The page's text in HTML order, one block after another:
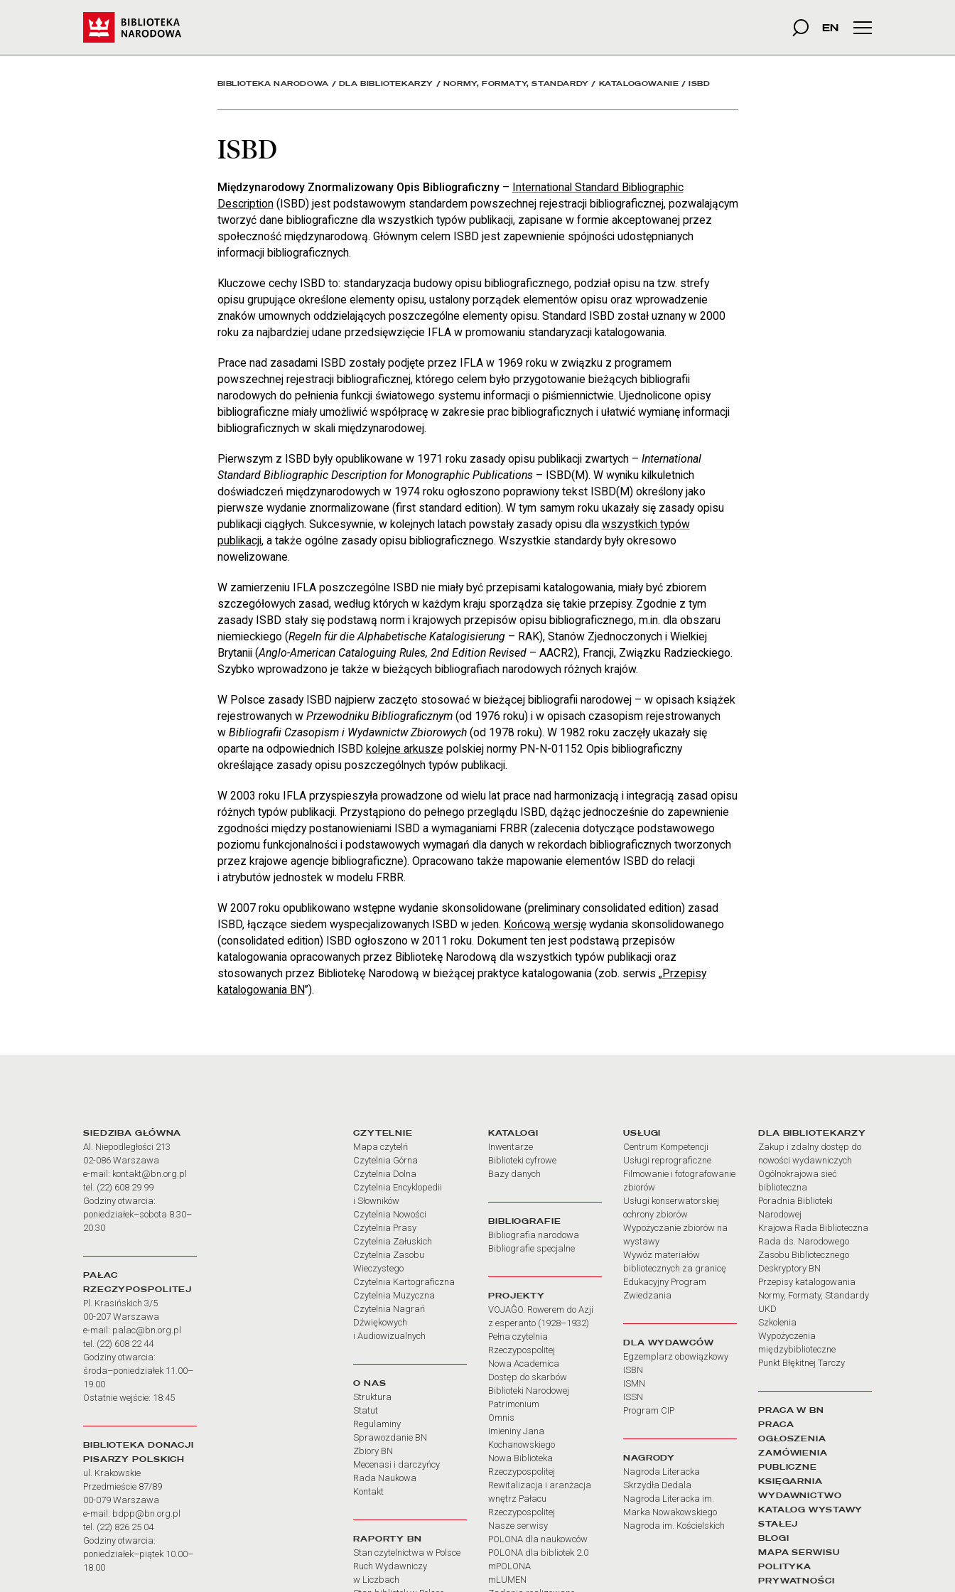
ISBD - Biblioteka Narodowa szukana fraza
Szukaj
EN Menu główne
BIBLIOTEKA NARODOWA / DLA BIBLIOTEKARZY / NORMY, FORMATY, STANDARDY / KATALOGOWANIE /ISBD
ISBD
Międzynarodowy Znormalizowany Opis Bibliograficzny– International Standard Bibliographic
Description(ISBD) jest podstawowym standardem powszechnej rejestracji bibliograficznej, pozwalającym
tworzyć dane bibliograficzne dla wszystkich typów publikacji, zapisane w formie akceptowanej przez
społeczność międzynarodową. Głównym celem ISBD jest zapewnienie spójności udostępnianych
informacji bibliograficznych.
Kluczowe cechy ISBD to: standaryzacja budowy opisu bibliograficznego, podział opisu na tzw. strefy
opisu grupujące określone elementy opisu, ustalony porządek elementów opisu oraz wprowadzenie
znaków umownych oddzielających poszczególne elementy opisu. Standard ISBD został uznany w 2000
roku za najbardziej udane przedsięwzięcie IFLA w promowaniu standaryzacji katalogowania.
Prace nad zasadami ISBD zostały podjęte przez IFLA w 1969 roku w związku z programem
powszechnej rejestracji bibliograficznej, którego celem było przygotowanie bieżących bibliografii
narodowych do pełnienia funkcji światowego systemu informacji o piśmiennictwie. Ujednolicone opisy
bibliograficzne miały umożliwić współpracę w zakresie prac bibliograficznych i ułatwić wymianę informacji
bibliograficznych w skali międzynarodowej.
Pierwszym z ISBD były opublikowane w 1971 roku zasady opisu publikacji zwartych – International
Standard Bibliographic Description for Monographic Publications– ISBD(M). W wyniku kilkuletnich
doświadczeń międzynarodowych w 1974 roku ogłoszono poprawiony tekst ISBD(M) określony jako
pierwsze wydanie znormalizowane (first standard edition). W tym samym roku ukazały się zasady opisu
publikacji ciągłych. Sukcesywnie, w kolejnych latach powstały zasady opisu dla wszystkich typów
publikacji, a także ogólne zasady opisu bibliograficznego. Wszystkie standardy były okresowo
nowelizowane.
W zamierzeniu IFLA poszczególne ISBD nie miały być przepisami katalogowania, miały być zbiorem
szczegółowych zasad, według których w każdym kraju sporządza się takie przepisy. Zgodnie z tym
zasady ISBD stały się podstawą norm i krajowych przepisów opisu bibliograficznego, m.in. dla obszaru
niemieckiego (Regeln für die Alphabetische Katalogisierung– RAK), Stanów Zjednoczonych i Wielkiej
Brytanii (Anglo-American Cataloguing Rules, 2nd Edition Revised– AACR2), Francji, Związku Radzieckiego.
Szybko wprowadzono je także w bieżących bibliografiach narodowych różnych krajów.
W Polsce zasady ISBD najpierw zaczęto stosować w bieżącej bibliografii narodowej – w opisach książek
rejestrowanych w Przewodniku Bibliograficznym(od 1976 roku) i w opisach czasopism rejestrowanych
w Bibliografii Czasopism i Wydawnictw Zbiorowych(od 1978 roku). W 1982 roku zaczęły ukazały się
oparte na odpowiednich ISBD kolejne arkusze polskiej normy PN-N-01152 Opis bibliograficzny
określające zasady opisu poszczególnych typów publikacji.
W 2003 roku IFLA przyspieszyła prowadzone od wielu lat prace nad harmonizacją i integracją zasad opisu
różnych typów publikacji. Przystąpiono do pełnego przeglądu ISBD, dążąc jednocześnie do zapewnienie
zgodności między postanowieniami ISBD a wymaganiami FRBR (zalecenia dotyczące podstawowego
poziomu funkcjonalności i podstawowych wymagań dla danych w rekordach bibliograficznych tworzonych
przez krajowe agencje bibliograficzne). Opracowano także mapowanie elementów ISBD do relacji
i atrybutów jednostek w modelu FRBR.
W 2007 roku opublikowano wstępne wydanie skonsolidowane (preliminary consolidated edition) zasad
ISBD, łączące siedem wyspecjalizowanych ISBD w jeden. Końcową wersjęwydania skonsolidowanego
(consolidated edition) ISBD ogłoszono w 2011 roku. Dokument ten jest podstawą przepisów
katalogowania opracowanych przez Bibliotekę Narodową dla wszystkich typów publikacji oraz
stosowanych przez Bibliotekę Narodową w bieżącej praktyce katalogowania (zob. serwis „Przepisy
katalogowania BN”).
Adres oraz godziny otwarcia
SIEDZIBA GŁÓWNA
Al. Niepodległości 213
02-086 Warszawa
e-mail: kontakt@bn.org.pl
tel. (22) 608 29 99
Godziny otwarcia:
poniedziałek–sobota 8.30–
20.30
PAŁAC
RZECZYPOSPOLITEJ
Pl. Krasińskich 3/5
00-207 Warszawa
e-mail: palac@bn.org.pl
tel. (22) 608 22 44
Godziny otwarcia:
środa–poniedziałek 11.00–
19.00
Ostatnie wejście: 18:45
BIBLIOTEKA DONACJI
PISARZY POLSKICH
ul. Krakowskie
Przedmieście 87/89
00-079 Warszawa
e-mail: bdpp@bn.org.pl
tel. (22) 826 25 04
Godziny otwarcia:
poniedziałek–piątek 10.00–
18.00
Linki do najważniejszych działów
CZYTELNIE
Mapa czytelń
Czytelnia Górna
Czytelnia Dolna
Czytelnia Encyklopedii
i Słowników
Czytelnia Nowości
Czytelnia Prasy
Czytelnia Załuskich
Czytelnia Zasobu
Wieczystego
Czytelnia Kartograficzna
Czytelnia Muzyczna
Czytelnia Nagrań
Dźwiękowych
i Audiowizualnych
O NAS
Struktura
Statut
Regulaminy
Sprawozdanie BN
Zbiory BN
Mecenasi i darczyńcy
Rada Naukowa
Kontakt
RAPORTY BN
Stan czytelnictwa w Polsce
Ruch Wydawniczy
w Liczbach
KATALOGI
Inwentarze
Biblioteki cyfrowe
Bazy danych
BIBLIOGRAFIE
Bibliografia narodowa
Bibliografie specjalne
PROJEKTY
VOJAĜO. Rowerem do Azji
z esperanto (1928–1932)
Pełna czytelnia
Rzeczypospolitej
Nowa Academica
Dostęp do skarbów
Biblioteki Narodowej
Patrimonium
Omnis
Imieniny Jana
Kochanowskiego
Nowa Biblioteka
Rzeczypospolitej
Rewitalizacja i aranżacja
wnętrz Pałacu
Rzeczypospolitej
Nasze serwisy
POLONA dla naukowców
POLONA dla bibliotek 2.0
mPOLONA
mLUMEN
USŁUGI
Centrum Kompetencji
Usługi reprograficzne
Filmowanie i fotografowanie
zbiorów
Usługi konserwatorskiej
ochrony zbiorów
Wypożyczanie zbiorów na
wystawy
Wywóz materiałów
bibliotecznych za granicę
Edukacyjny Program
Zwiedzania
DLA WYDAWCÓW
Egzemplarz obowiązkowy
ISBN
ISMN
ISSN
Program CIP
NAGRODY
Nagroda Literacka
Skrzydła Dedala
Nagroda Literacka im.
Marka Nowakowskiego
Nagroda im. Kościelskich
DLA BIBLIOTEKARZY
Zakup i zdalny dostęp do
nowości wydawniczych
Ogólnokrajowa sieć
biblioteczna
Poradnia Biblioteki
Narodowej
Krajowa Rada Biblioteczna
Rada ds. Narodowego
Zasobu Bibliotecznego
Deskryptory BN
Przepisy katalogowania
Normy, Formaty, Standardy
UKD
Szkolenia
Wypożyczenia
międzybiblioteczne
Punkt Błękitnej Tarczy
PRACA W BN
PRACA
OGŁOSZENIA
ZAMÓWIENIA
PUBLICZNE
KSIĘGARNIA
WYDAWNICTWO
KATALOG WYSTAWY
STAŁEJ
BLOGI
MAPA SERWISU
POLITYKA
PRYWATNOŚCI